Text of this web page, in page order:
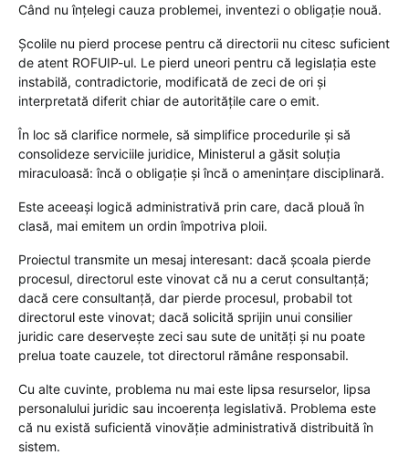
Când nu înțelegi cauza problemei, inventezi o obligație nouă.
Școlile nu pierd procese pentru că directorii nu citesc suficient
de atent ROFUIP-ul. Le pierd uneori pentru că legislația este
instabilă, contradictorie, modificată de zeci de ori și
interpretată diferit chiar de autoritățile care o emit.
În loc să clarifice normele, să simplifice procedurile și să
consolideze serviciile juridice, Ministerul a găsit soluția
miraculoasă: încă o obligație și încă o amenințare disciplinară.
Este aceeași logică administrativă prin care, dacă plouă în
clasă, mai emitem un ordin împotriva ploii.
Proiectul transmite un mesaj interesant: dacă școala pierde
procesul, directorul este vinovat că nu a cerut consultanță;
dacă cere consultanță, dar pierde procesul, probabil tot
directorul este vinovat; dacă solicită sprijin unui consilier
juridic care deservește zeci sau sute de unități și nu poate
prelua toate cauzele, tot directorul rămâne responsabil.
Cu alte cuvinte, problema nu mai este lipsa resurselor, lipsa
personalului juridic sau incoerența legislativă. Problema este
că nu există suficientă vinovăție administrativă distribuită în
sistem.